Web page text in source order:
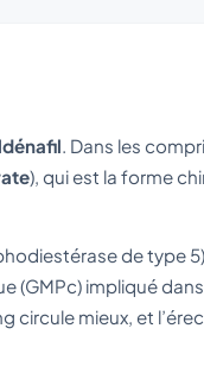
. Dans les
), qui est la forme
de type
(GMPc) impliqué
circule mieux, et